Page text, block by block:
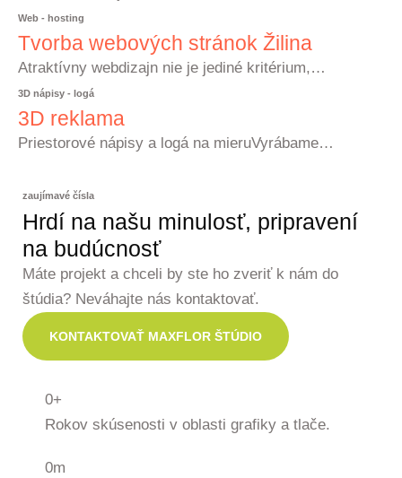
Web - hosting
Tvorba webových stránok Žilina
Atraktívny webdizajn nie je jediné kritérium,…
3D nápisy - logá
3D reklama
Priestorové nápisy a logá na mieruVyrábame…
zaujímavé čísla
Hrdí na našu minulosť, pripravení
na budúcnosť
Máte projekt a chceli by ste ho zveriť k nám do
štúdia? Neváhajte nás kontaktovať.
KONTAKTOVAŤ MAXFLOR ŠTÚDIO
0+
Rokov skúsenosti v oblasti grafiky a tlače.
0m